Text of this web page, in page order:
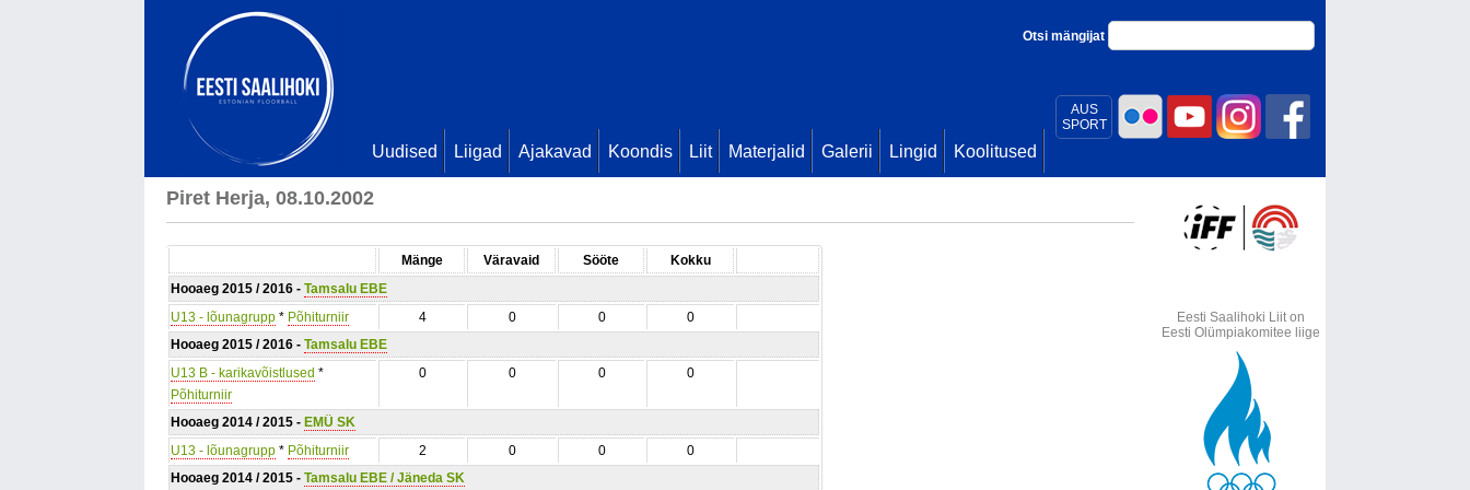
AUS
SPORT
Otsi mängijat
Uudised Liigad Ajakavad Koondis Liit Materjalid Galerii Lingid Koolitused
Piret Herja, 08.10.2002
Mänge Väravaid Sööte
Kokku
Hooaeg 2015 / 2016 - Tamsalu EBE
U13 - lõunagrupp * Põhiturniir 4 0 0
0
Hooaeg 2015 / 2016 - Tamsalu EBE
U13 B - karikavõistlused *
Põhiturniir
0 0 0 0
Hooaeg 2014 / 2015 - EMÜ SK
U13 - lõunagrupp * Põhiturniir 2 0 0
0
Hooaeg 2014 / 2015 - Tamsalu EBE / Jäneda SK
Eesti Saalihoki Liit on
Eesti Olümpiakomitee liige